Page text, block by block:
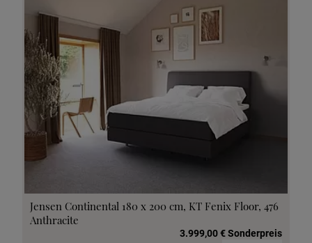
Jensen Continental 180 x 200 cm, KT Fenix Floor, 476
Anthracite
3.999,00 € Sonderpreis